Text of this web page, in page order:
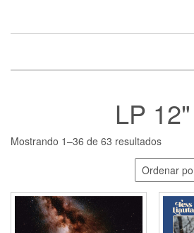
the
LP 12"
Mostrando 1–36 de 63 resultados
por
los
últimos